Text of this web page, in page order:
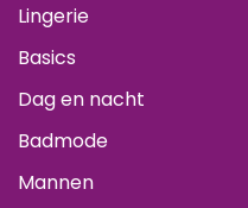
Lingerie
Basics
Dag en nacht
Badmode
Mannen